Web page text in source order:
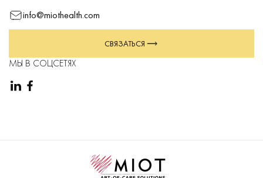
info@miothealth.com
СВЯЗАТЬСЯ
МЫ В СОЦСЕТЯХ